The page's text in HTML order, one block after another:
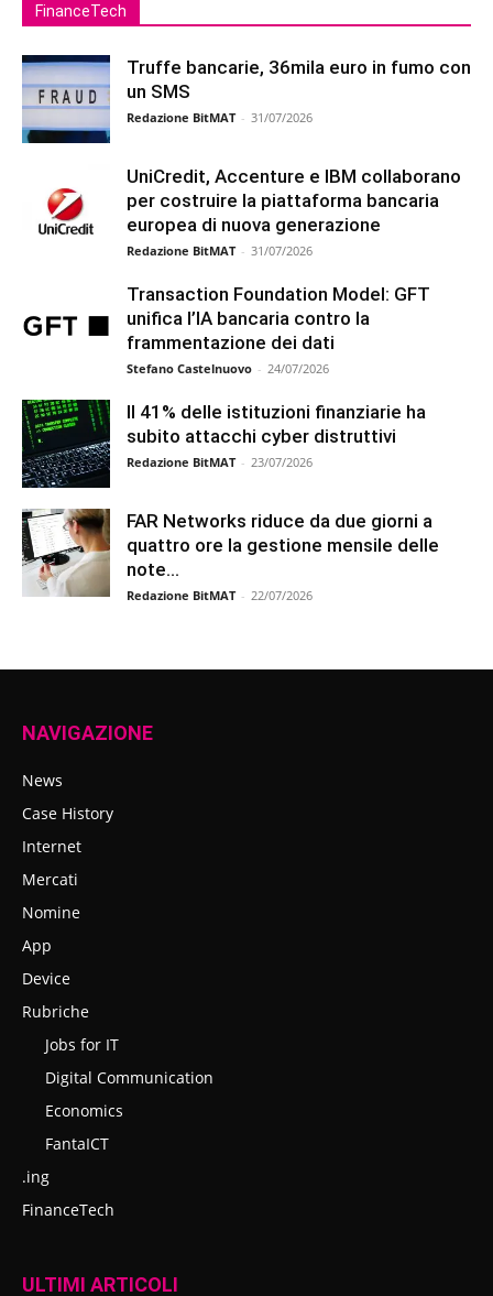
FinanceTech
Truffe bancarie, 36mila euro in fumo con
un SMS
Redazione BitMAT - 31/07/2026
UniCredit, Accenture e IBM collaborano
per costruire la piattaforma bancaria
europea di nuova generazione
Redazione BitMAT - 31/07/2026
Transaction Foundation Model: GFT
unifica l’IA bancaria contro la
frammentazione dei dati
Stefano Castelnuovo - 24/07/2026
Il 41% delle istituzioni finanziarie ha
subito attacchi cyber distruttivi
Redazione BitMAT - 23/07/2026
FAR Networks riduce da due giorni a
quattro ore la gestione mensile delle
note...
Redazione BitMAT - 22/07/2026
NAVIGAZIONE
News
Case History
Internet
Mercati
Nomine
App
Device
Rubriche
Jobs for IT
Digital Communication
Economics
FantaICT
.ing
FinanceTech
ULTIMI ARTICOLI